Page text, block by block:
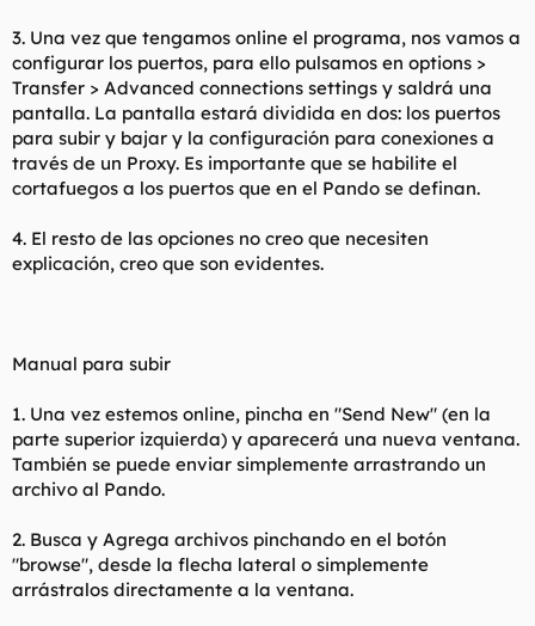
3. Una vez que tengamos online el programa, nos vamos a
configurar los puertos, para ello pulsamos en options >
Transfer > Advanced connections settings y saldrá una
pantalla. La pantalla estará dividida en dos: los puertos
para subir y bajar y la configuración para conexiones a
través de un Proxy. Es importante que se habilite el
cortafuegos a los puertos que en el Pando se definan.
4. El resto de las opciones no creo que necesiten
explicación, creo que son evidentes.
Manual para subir
1. Una vez estemos online, pincha en "Send New" (en la
parte superior izquierda) y aparecerá una nueva ventana.
También se puede enviar simplemente arrastrando un
archivo al Pando.
2. Busca y Agrega archivos pinchando en el botón
"browse", desde la flecha lateral o simplemente
arrástralos directamente a la ventana.